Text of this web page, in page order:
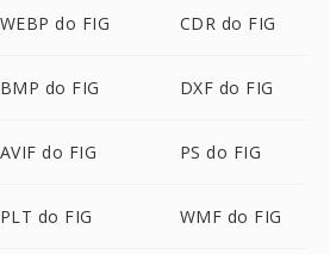
WEBP do FIG CDR do FIG
BMP do FIG DXF do FIG
AVIF do FIG PS do FIG
PLT do FIG WMF do FIG